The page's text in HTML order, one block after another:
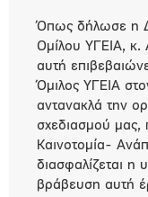
Όπως δήλωσε η
Ομίλου ΥΓΕΙΑ, κ.
αυτή
Όμιλος ΥΓΕΙΑ
αντανακλά την
σχεδιασμού μας,
Καινοτομία-
διασφαλίζεται η
βράβευση αυτή